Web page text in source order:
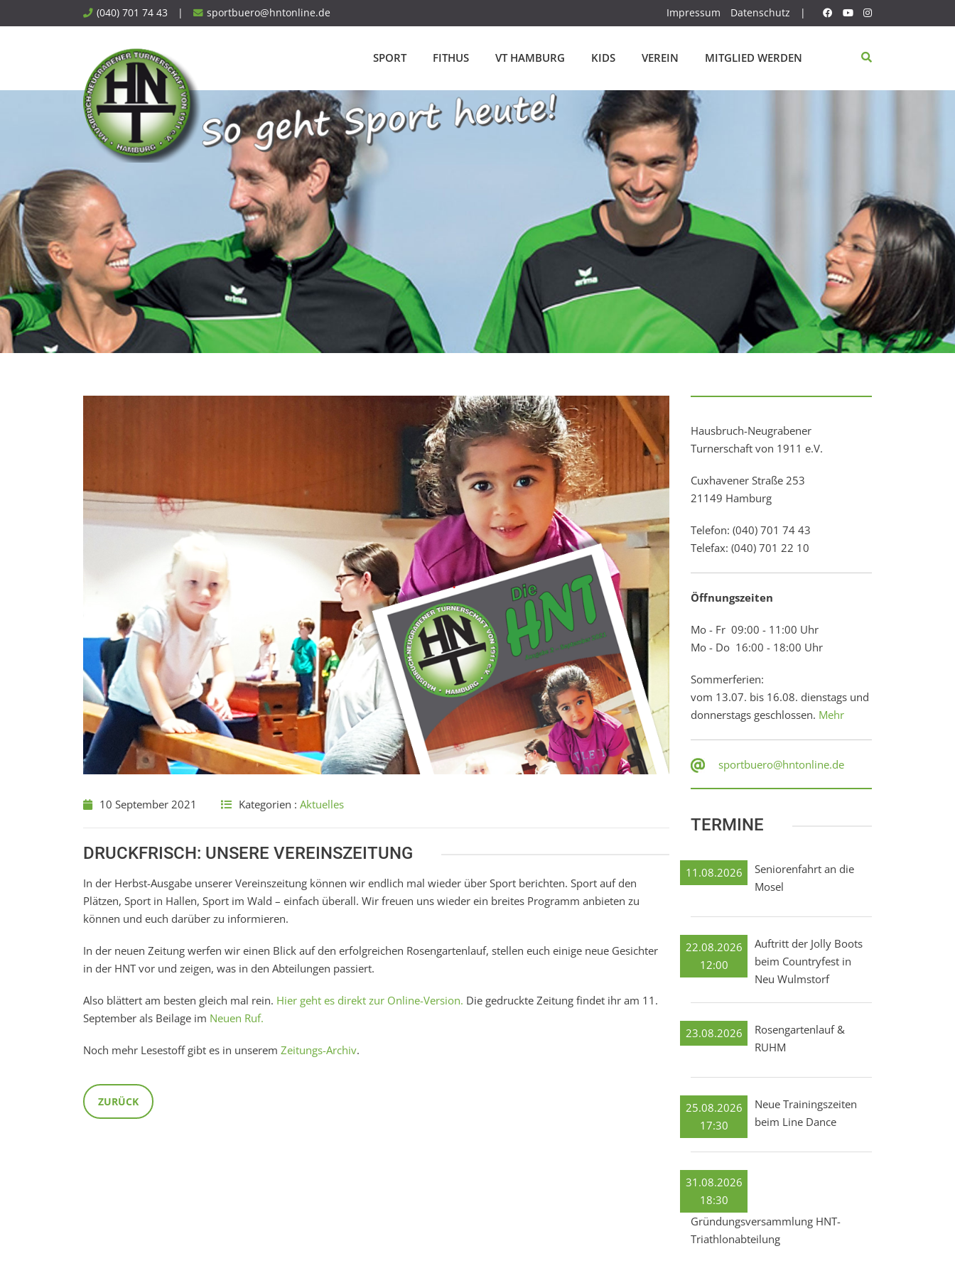
to
(040) 701 74 43 | sportbuero@hntonline.de Impressum Datenschutz |
SPORT FITHUS VT HAMBURG KIDS VEREIN MITGLIED WERDEN
10 September 2021 Kategorien : Aktuelles
DRUCKFRISCH: UNSERE VEREINSZEITUNG
In der Herbst-Ausgabe unserer Vereinszeitung können wir endlich mal wieder über Sport berichten. Sport auf den
Plätzen, Sport in Hallen, Sport im Wald – einfach überall. Wir freuen uns wieder ein breites Programm anbieten zu
können und euch darüber zu informieren.
In der neuen Zeitung werfen wir einen Blick auf den erfolgreichen Rosengartenlauf, stellen euch einige neue Gesichter
in der HNT vor und zeigen, was in den Abteilungen passiert.
Also blättert am besten gleich mal rein. Hier geht es direkt zur Online-Version. Die gedruckte Zeitung findet ihr am 11.
September als Beilage im Neuen Ruf.
Noch mehr Lesestoff gibt es in unserem Zeitungs-Archiv.
ZURÜCK
Hausbruch-Neugrabener
Turnerschaft von 1911 e.V.
Cuxhavener Straße 253
21149 Hamburg
Telefon: (040) 701 74 43
Telefax: (040) 701 22 10
Öffnungszeiten
Mo - Fr 09:00 - 11:00 Uhr
Mo - Do 16:00 - 18:00 Uhr
Sommerferien:
vom 13.07. bis 16.08. dienstags und
donnerstags geschlossen. Mehr
sportbuero@hntonline.de
TERMINE
11.08.2026
Seniorenfahrt an die
Mosel
22.08.2026
12:00
Auftritt der Jolly Boots
beim Countryfest in
Neu Wulmstorf
23.08.2026
Rosengartenlauf &
RUHM
25.08.2026
17:30
Neue Trainingszeiten
beim Line Dance
31.08.2026
18:30
Gründungsversammlung HNT-
Triathlonabteilung